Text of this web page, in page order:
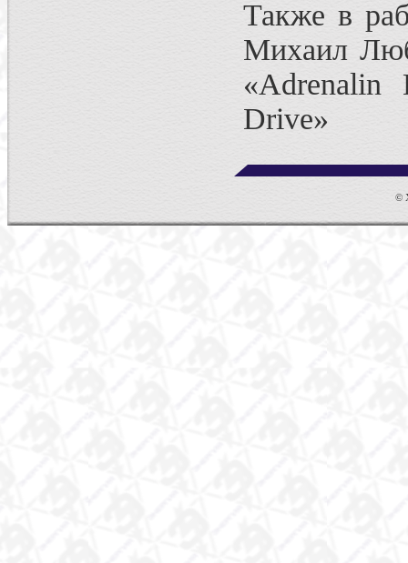
Также в
Михаил
«Adrenalin
Drive»
©